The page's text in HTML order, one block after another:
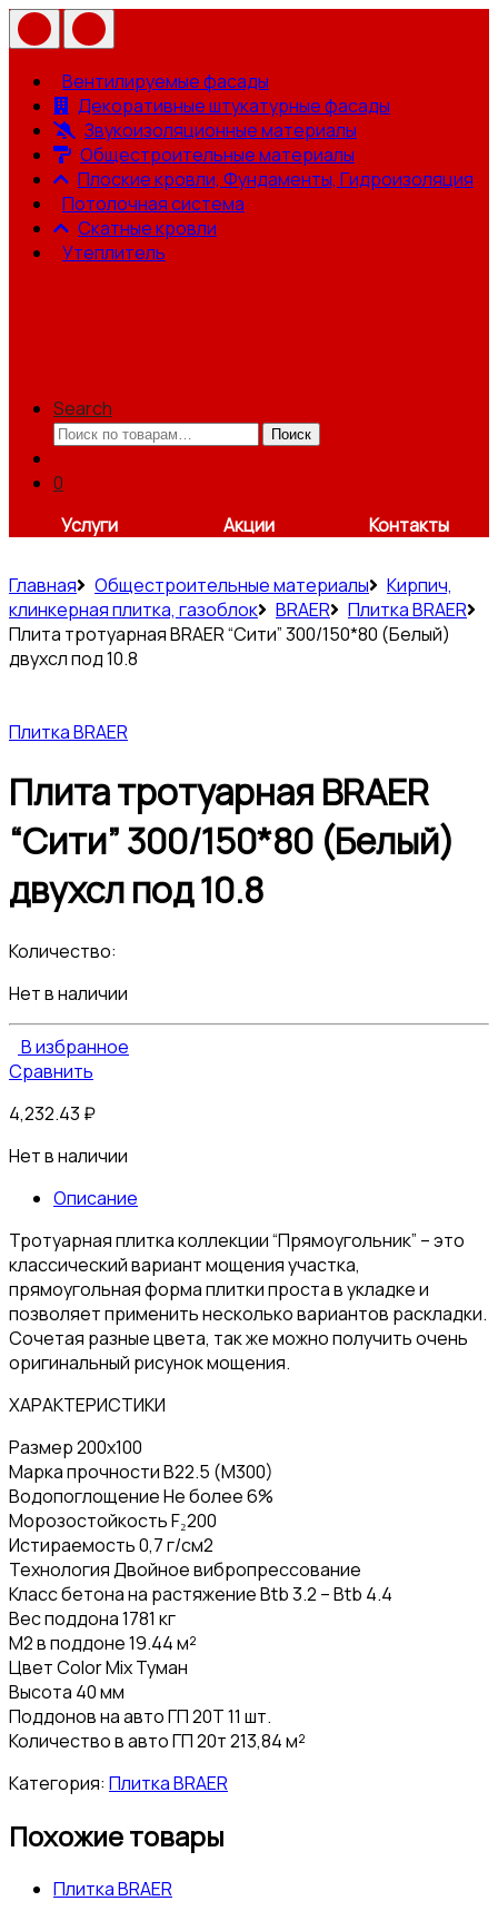
Вентилируемые фасады
Декоративные штукатурные фасады
Звукоизоляционные материалы
Общестроительные материалы
Плоские кровли, Фундаменты, Гидроизоляция
Потолочная система
Скатные кровли
Утеплитель
Search
Искать:
Поиск
0
Услуги
Акции Контакты
Главная Общестроительные материалы
Кирпич,
клинкерная плитка, газоблок
BRAER
Плитка BRAER
Плита тротуарная BRAER “Сити” 300/150*80 (Белый)
двухсл под 10.8
Плитка BRAER
Плита тротуарная BRAER
“Сити” 300/150*80 (Белый)
двухсл под 10.8
Количество:
Нет в наличии
В избранное
Сравнить
4,232.43 ₽
Нет в наличии
Описание
Тротуарная плитка коллекции “Прямоугольник” – это
классический вариант мощения участка,
прямоугольная форма плитки проста в укладке и
позволяет применить несколько вариантов раскладки.
Сочетая разные цвета, так же можно получить очень
оригинальный рисунок мощения.
ХАРАКТЕРИСТИКИ
Размер 200х100
Марка прочности B22.5 (M300)
Водопоглощение Не более 6%
Морозостойкость F₂200
Истираемость 0,7 г/см2
Технология Двойное вибропрессование
Класс бетона на растяжение Btb 3.2 – Btb 4.4
Вес поддона 1781 кг
М2 в поддоне 19.44 м²
Цвет Color Mix Туман
Высота 40 мм
Поддонов на авто ГП 20Т 11 шт.
Количество в авто ГП 20т 213,84 м²
Категория: Плитка BRAER
Похожие товары
Плитка BRAER